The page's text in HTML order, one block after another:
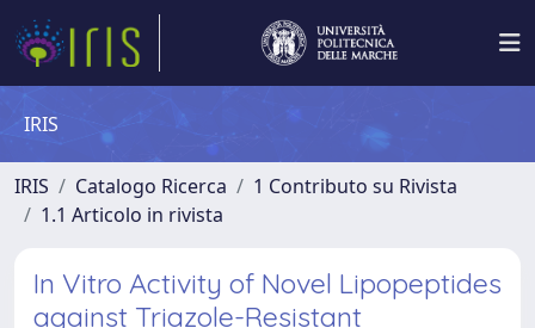
IRIS
IRIS Catalogo Ricerca
1 Contributo su Rivista
1.1 Articolo in rivista
In Vitro Activity of Novel Lipopeptides
against Triazole-Resistant